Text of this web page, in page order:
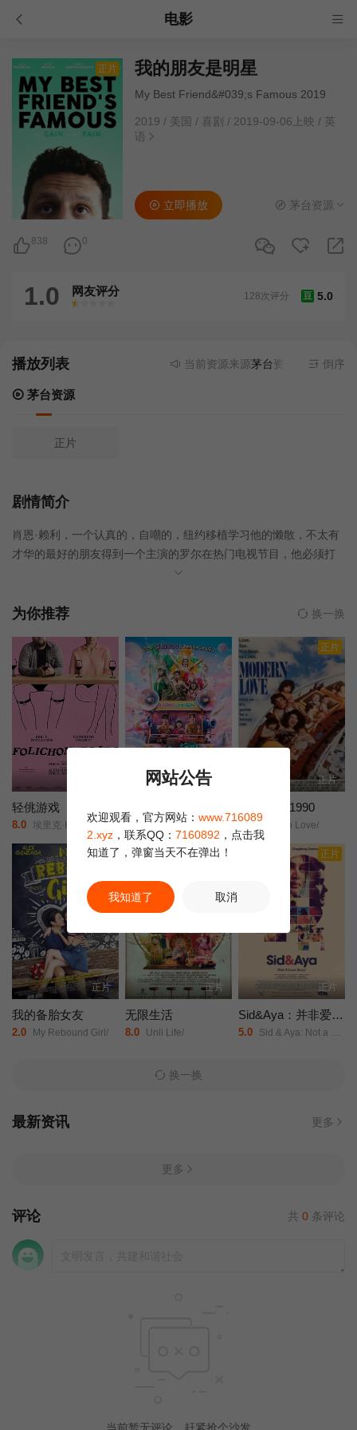
电影
正片 我的朋友是明星
My Best Friend&#039;s Famous 2019
2019 / 美国 / 喜剧 / 2019-09-06上映 / 英
语
838 0
立即播放 茅台资源
1.0 网友评分
很差
较差还行推荐力荐
豆 5.0
128次评分
播放列表 当前资源来源茅台资源 - 无需安装
倒序
茅台资源
正片
剧情简介
肖恩·赖利，一个认真的，自嘲的，纽约移植学习他的懒散，不太有
才华的最好的朋友得到一个主演的罗尔在热门电视节目，他必须打
击自己的不安全感和嫉妒，以及自我中心，喷雾晒黑的男明星的节
为你推荐 换一换
轻佻游戏
8.0 埃里克·K·布利安/凯瑟琳·沙博/Erin/Carter/Sarah/Chouinard-Poirier/娜塔莉·古帕尔/Rose-Anne/Déry/萨米尔·菲鲁兹/Carolanne/Foucher/艾甜·加罗伊/安布雷·贾布兰/Fayolle/Jean/Jr./Nicolas/Krief/Jacques/L'Heureux/ève/Landry/朱莉·勒布勒东/阿加莎·勒杜/Simone/Ledoux/索菲·勒图讷尔/弗罗伦斯·布莱恩/Antonin/Mousseau-Rivard/
正片
5.0 阿丽莎拉·翁差丽/Sitthiphon/Disamoe/
正片
正片
新潮恋爱 1990
9.0 Modern Love/
正片
正片
我的备胎女友
2.0 My Rebound Girl/
正片
正片
无限生活
8.0 Unli Life/
正片
正片
Sid&Aya：并非爱情故事
5.0 Sid & Aya: Not a Love Story/
换一换
最新资讯 更多
更多
评论 共 0 条评论
当前暂无评论，赶紧抢个沙发
网站公告
欢迎观看，官方网站： www.716089
2.xyz ，联系QQ： 7160892 ，点击我
知道了，弹窗当天不在弹出！
我知道了 取消